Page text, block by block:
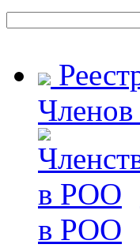
в РОО